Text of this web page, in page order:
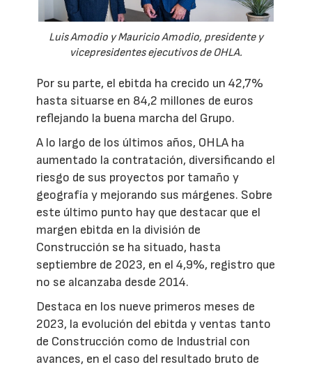
Luis Amodio y Mauricio Amodio, presidente y
vicepresidentes ejecutivos de OHLA.
Por su parte, el ebitda ha crecido un 42,7%
hasta situarse en 84,2 millones de euros
reflejando la buena marcha del Grupo.
A lo largo de los últimos años, OHLA ha
aumentado la contratación, diversificando el
riesgo de sus proyectos por tamaño y
geografía y mejorando sus márgenes. Sobre
este último punto hay que destacar que el
margen ebitda en la división de
Construcción se ha situado, hasta
septiembre de 2023, en el 4,9%, registro que
no se alcanzaba desde 2014.
Destaca en los nueve primeros meses de
2023, la evolución del ebitda y ventas tanto
de Construcción como de Industrial con
avances, en el caso del resultado bruto de